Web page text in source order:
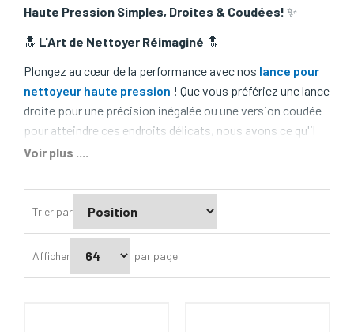
Haute Pression Simples, Droites & Coudées! ✨
🔝 L'Art de Nettoyer Réimaginé 🔝
Plongez au cœur de la performance avec nos lance pour
nettoyeur haute pression ! Que vous préfériez une lance
droite pour une précision inégalée ou une version coudée
pour atteindre ces endroits délicats, nous avons ce qu'il
vous faut.
Lance Droite :Directe et précise, cette lance est
idéale pour un nettoyage intensif des surfaces planes
et larges. Tout droit, tout propre !
Voir plus ....
Trier par
Afficher par page